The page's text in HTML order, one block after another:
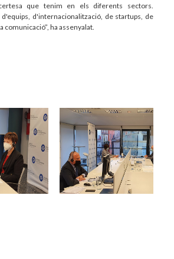
que tenim en els diferents sectors.
d'internacionalització, de startups, de
comunicació”, ha assenyalat.